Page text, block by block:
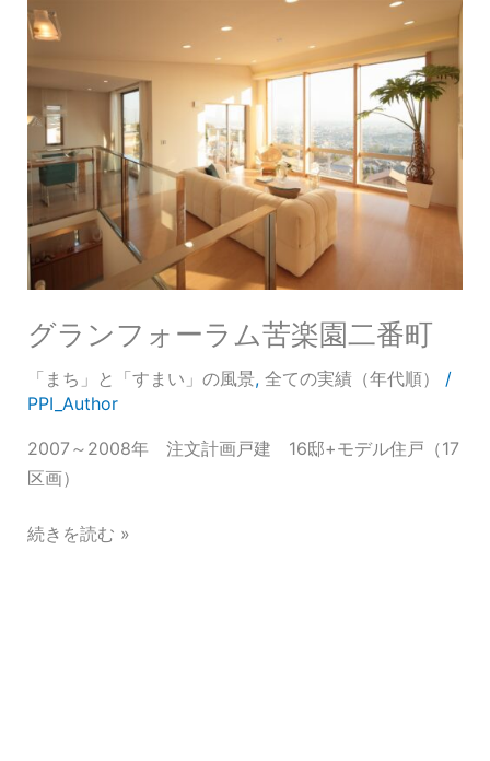
グランフォーラム苦楽園二番町
「まち」と「すまい」の風景, 全ての実績（年代順）
/
PPI_Author
2007～2008年 注文計画戸建 16邸+モデル住戸（17
区画）
グ
ラ
ン
フ
ォ
ー
ラ
ム
苦
楽
二
番
町
続きを読む »